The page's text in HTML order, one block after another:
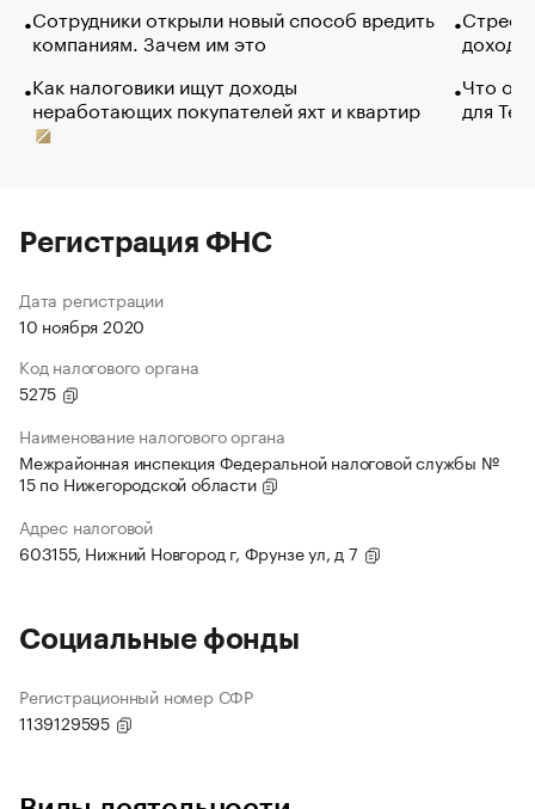
Сотрудники открыли новый способ вредить
компаниям. Зачем им это
Как налоговики ищут доходы
неработающих покупателей яхт и квартир
Что
для
Регистрация ФНС
Дата регистрации
10 ноября 2020
Код налогового органа
5275
Наименование налогового органа
Межрайонная инспекция Федеральной налоговой службы №
15 по Нижегородской области
Адрес налоговой
603155, Нижний Новгород г, Фрунзе ул, д 7
Социальные фонды
Регистрационный номер СФР
1139129595